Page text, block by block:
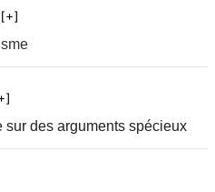
sur des arguments spécieux